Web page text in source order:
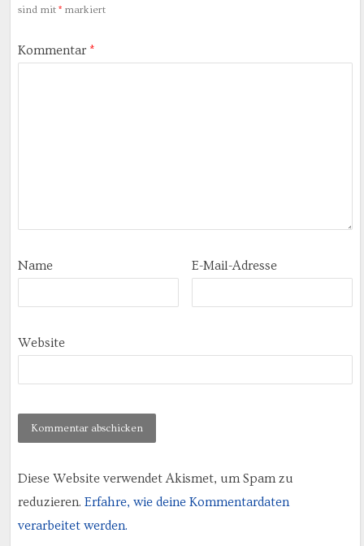
sind mit *markiert
Kommentar *
Name E-Mail-Adresse
Website
Diese Website verwendet Akismet, um Spam zu
reduzieren. Erfahre, wie deine Kommentardaten
verarbeitet werden.